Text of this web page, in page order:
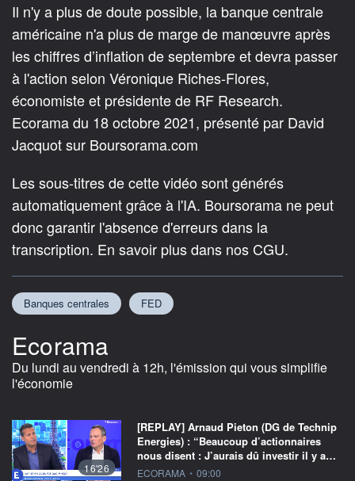
Il n'y a plus de doute possible, la banque centrale
américaine n'a plus de marge de manœuvre après
les chiffres d’inflation de septembre et devra passer
à l'action selon Véronique Riches-Flores,
économiste et présidente de RF Research.
Ecorama du 18 octobre 2021, présenté par David
Jacquot sur Boursorama.com
Les sous-titres de cette vidéo sont générés
automatiquement grâce à l'IA. Boursorama ne peut
donc garantir l'absence d'erreurs dans la
transcription. En savoir plus dans nos CGU.
Banques centrales FED
Ecorama
Du lundi au vendredi à 12h, l'émission qui vous simplifie
l'économie
16'26
[REPLAY] Arnaud Pieton (DG de Technip
Energies) : “Beaucoup d’actionnaires
nous disent : J’aurais dû investir il y a…
information fournie par
ECORAMA • 09:00